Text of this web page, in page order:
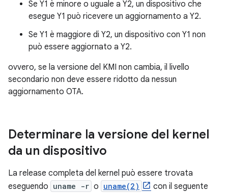
Se Y1 è minore o uguale a Y2, un dispositivo che
esegue Y1 può ricevere un aggiornamento a Y2.
Se Y1 è maggiore di Y2, un dispositivo con Y1 non
può essere aggiornato a Y2.
ovvero, se la versione del KMI non cambia, il livello
secondario non deve essere ridotto da nessun
aggiornamento OTA.
Determinare la versione del kernel
da un dispositivo
La release completa del kernel può essere trovata
eseguendo uname -r o uname(2)
con il seguente